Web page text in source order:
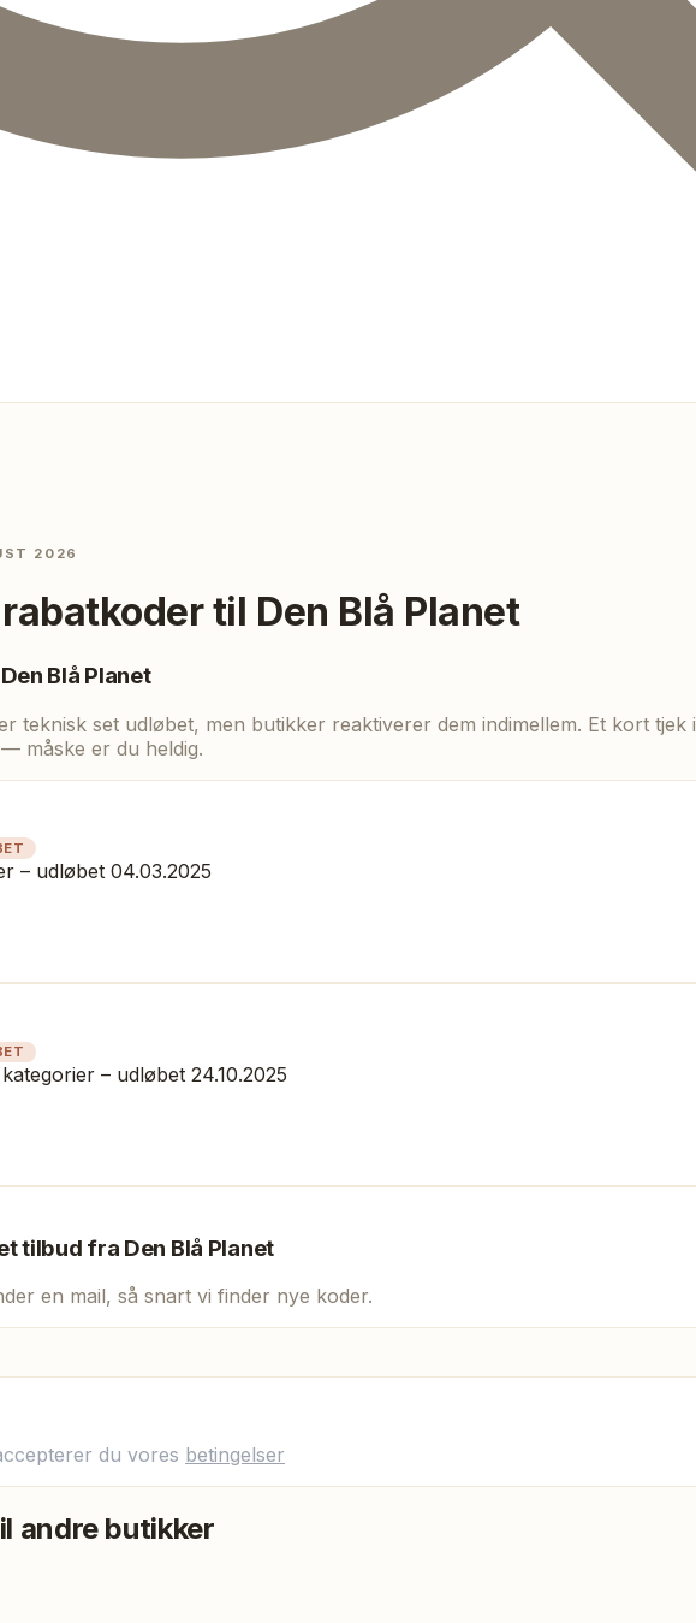
2026
til Den Blå Planet
Den Blå Planet
teknisk set udløbet, men butikker reaktiverer dem indimellem. Et kort tjek i
måske er du heldig.
– udløbet 04.03.2025
– udløbet 24.10.2025
tilbud fra Den Blå Planet
en mail, så snart vi finder nye koder.
du vores betingelser
andre butikker